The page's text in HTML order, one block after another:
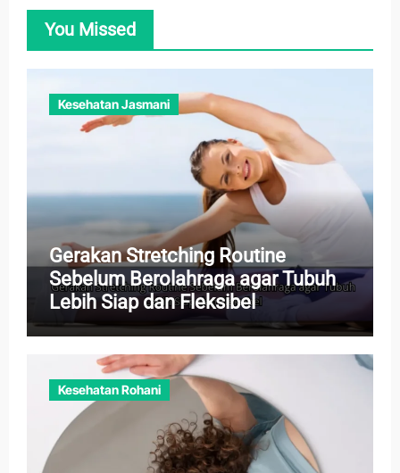
You Missed
Kesehatan Jasmani
Gerakan Stretching Routine
Sebelum Berolahraga agar Tubuh
Lebih Siap dan Fleksibel
Kesehatan Rohani